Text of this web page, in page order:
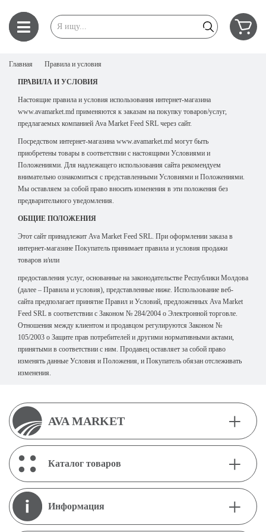
Главная Правила и условия
ПРАВИЛА И УСЛОВИЯ
Настоящие правила и условия использования интернет-магазина
www.avamarket.md применяются к заказам на покупку товаров/услуг,
предлагаемых компанией Ava Market Feed SRL через сайт.
Посредством интернет-магазина www.avamarket.md могут быть
приобретены товары в соответствии с настоящими Условиями и
Положениями. Для надлежащего использования сайта рекомендуем
внимательно ознакомиться с представленными Условиями и Положениями.
Мы оставляем за собой право вносить изменения в эти положения без
предварительного уведомления.
ОБЩИЕ ПОЛОЖЕНИЯ
Этот сайт принадлежит Ava Market Feed SRL. При оформлении заказа в
интернет-магазине Покупатель принимает правила и условия продажи
товаров и/или
предоставления услуг, основанные на законодательстве Республики Молдова
(далее – Правила и условия), представленные ниже. Использование веб-
сайта предполагает принятие Правил и Условий, предложенных Ava Market
Feed SRL в соответствии с Законом № 284/2004 о Электронной торговле.
Отношения между клиентом и продавцом регулируются Законом №
105/2003 о Защите прав потребителей и другими нормативными актами,
принятыми в соответствии с ним. Продавец оставляет за собой право
изменять данные Условия и Положения, и Покупатель обязан отслеживать
изменения.
AVA MARKET +
Каталог товаров +
Информация +